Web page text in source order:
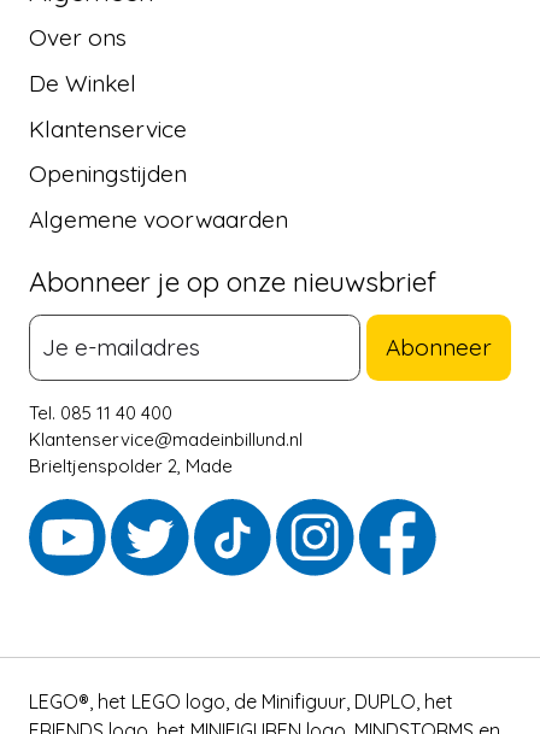
Over ons
De Winkel
Klantenservice
Openingstijden
Algemene voorwaarden
Abonneer je op onze nieuwsbrief
Abonneer
Tel. 085 11 40 400
Klantenservice@madeinbillund.nl
Brieltjenspolder 2, Made
LEGO®, het LEGO logo, de Minifiguur, DUPLO, het